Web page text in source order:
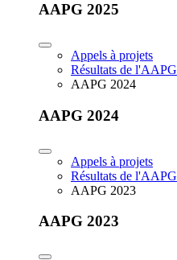
AAPG 2025
Appels à projets
Résultats de l'AAPG
AAPG 2024
AAPG 2024
Appels à projets
Résultats de l'AAPG
AAPG 2023
AAPG 2023